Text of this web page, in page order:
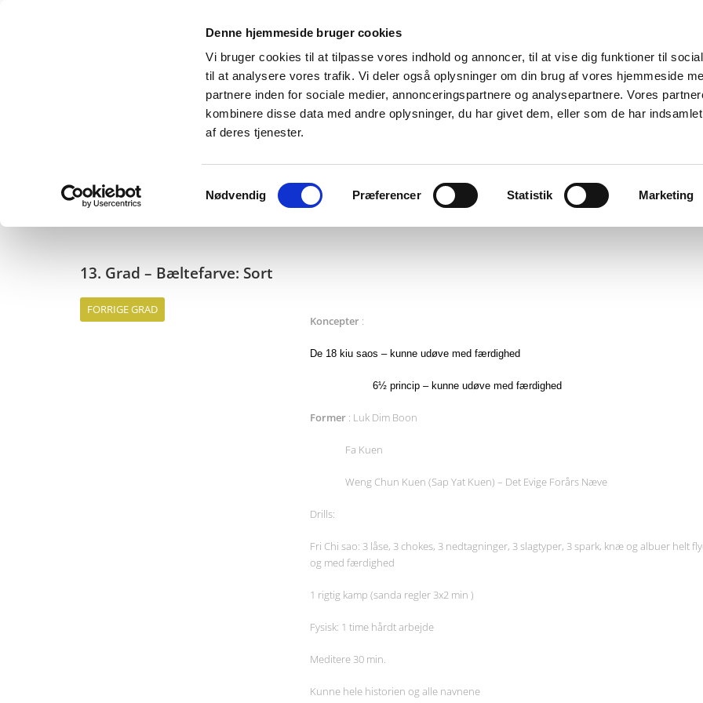
Denne hjemmeside bruger cookies
Vi bruger cookies til at tilpasse vores indhold og annoncer, til at vise dig funktioner til
til at analysere vores trafik. Vi deler også oplysninger om din brug af vores hjemmeside
partnere inden for sociale medier, annonceringspartnere og analysepartnere. Vores
kombinere disse data med andre oplysninger, du har givet dem, eller som de har
af deres tjenester.
Nødvendig Præferencer Statistik Marketing
Vesterbro Kung Fu
Self Defence & Martial Arts for Everyone
Træning Tider Om os
13. Grad – Bæltefarve: Sort
FORRIGE GRAD
Koncepter :
De 18 kiu saos – kunne udøve med færdighed
6½ princip – kunne udøve med færdighed
Former : Luk Dim Boon
Fa Kuen
Weng Chun Kuen (Sap Yat Kuen) – Det Evige Forårs Næve
Drills:
Fri Chi sao: 3 låse, 3 chokes, 3 nedtagninger, 3 slagtyper, 3 spark, knæ og albuer helt
og med færdighed
1 rigtig kamp (sanda regler 3x2 min )
Fysisk: 1 time hårdt arbejde
Meditere 30 min.
Kunne hele historien og alle navnene